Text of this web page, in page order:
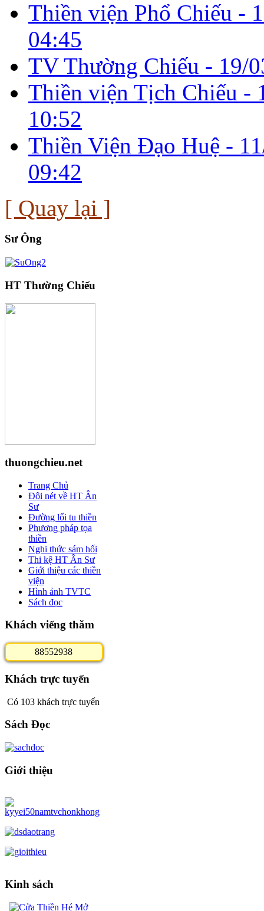
Thiền viện Phổ Chiếu -
04:45
TV Thường Chiếu - 19/
Thiền viện Tịch Chiếu -
10:52
Thiền Viện Đạo Huệ -
09:42
[ Quay lại ]
Sư Ông
HT Thường Chiếu
thuongchieu.net
Trang Chủ
Đôi nét về HT Ân
Sư
Đường lối tu thiền
Phương pháp tọa
thiền
Nghi thức sám hối
Thi kệ HT Ân Sư
Giới thiệu các thiền
viện
Hình ảnh TVTC
Sách đọc
Khách viếng thăm
88552938
Khách trực tuyến
Có 103 khách trực tuyến
Sách Đọc
Giới thiệu
Kinh sách